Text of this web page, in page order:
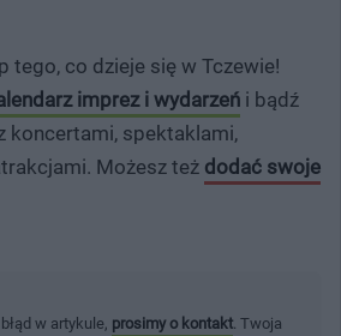
tego, co dzieje się w Tczewie!
imprez i wydarzeń i bądź
koncertami, spektaklami,
Możesz też dodać swoje
w artykule, prosimy o kontakt . Twoja